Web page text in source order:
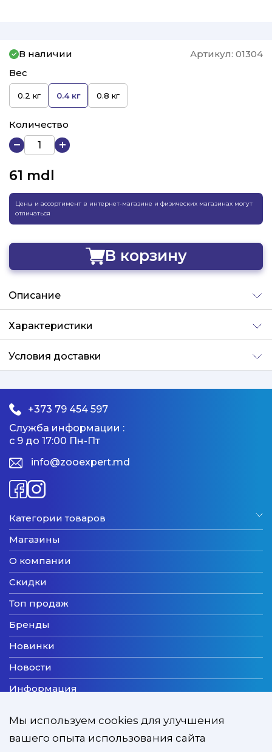
В наличии Артикул: 01304
Вес
0.2 кг 0.4 кг 0.8 кг
Количество
61 mdl
Цены и ассортимент в интернет-магазине и физических магазинах могут
отличаться
В корзину
Добавлено
Описание
Характеристики
Условия доставки
+373 79 454 597
Служба информации :
с 9 до 17:00 Пн-Пт
info@zooexpert.md
Категории товаров
Магазины
О компании
Скидки
Топ продаж
Бренды
Новинки
Новости
Информация
Мы используем cookies для улучшения
вашего опыта использования сайта